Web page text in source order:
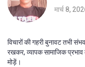
मार्च 8,
विचारों की गहरी बुनावट तभी
रखकर, व्यापक सामाजिक
मोड़ें।